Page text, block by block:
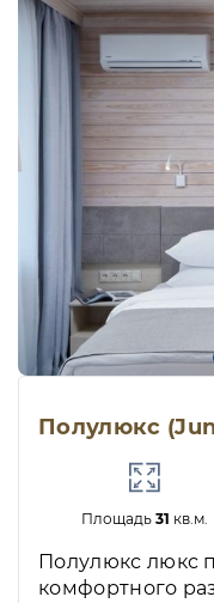
Полулюкс
Площадь 31 кв.м.
Полулюкс люкс
комфортного